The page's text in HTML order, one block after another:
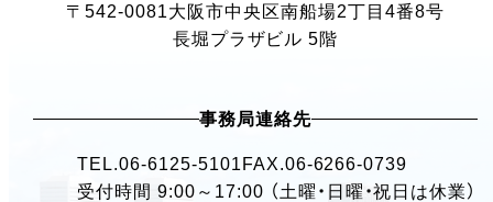
〒542-0081大阪市中央区南船場2丁目4番8号
長堀プラザビル 5階
事務局連絡先
TEL.06-6125-5101 FAX.06-6266-0739
受付時間 9:00～17:00 （土曜・日曜・祝日は休業）